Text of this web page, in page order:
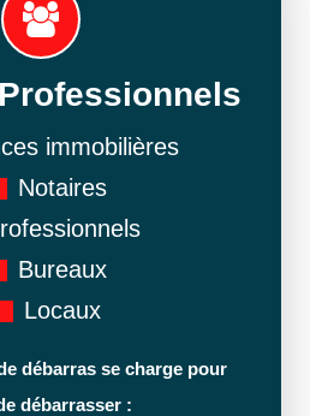
immobilières
Notaires
Bureaux
Locaux
débarras se charge pour
débarrasser :